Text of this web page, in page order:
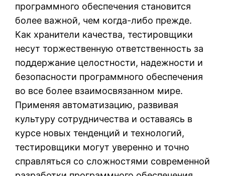
программного обеспечения становится
более важной, чем когда-либо прежде.
Как хранители качества, тестировщики
несут торжественную ответственность за
поддержание целостности, надежности и
безопасности программного обеспечения
во все более взаимосвязанном мире.
Применяя автоматизацию, развивая
культуру сотрудничества и оставаясь в
курсе новых тенденций и технологий,
тестировщики могут уверенно и точно
справляться со сложностями современной